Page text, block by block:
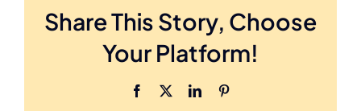
Share This Story, Choose
Your Platform!
Facebook LinkedIn